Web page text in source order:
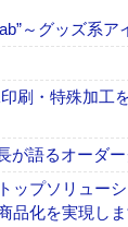
～グッズ系
刷・特殊加工
語るオーダー
ップソリュー
品化を実現し